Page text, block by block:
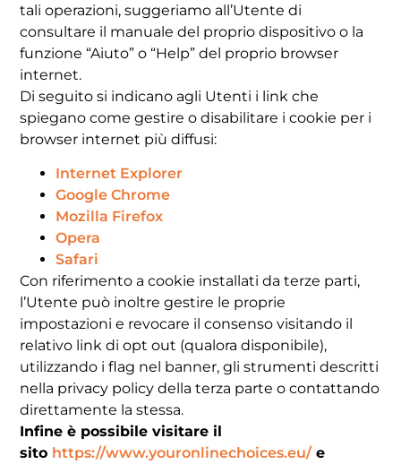
tali operazioni, suggeriamo all’Utente di
consultare il manuale del proprio dispositivo o la
funzione “Aiuto” o “Help” del proprio browser
internet.
Di seguito si indicano agli Utenti i link che
spiegano come gestire o disabilitare i cookie per i
browser internet più diffusi:
Internet Explorer
Google Chrome
Mozilla Firefox
Opera
Safari
Con riferimento a cookie installati da terze parti,
l’Utente può inoltre gestire le proprie
impostazioni e revocare il consenso visitando il
relativo link di opt out (qualora disponibile),
utilizzando i flag nel banner, gli strumenti descritti
nella privacy policy della terza parte o contattando
direttamente la stessa.
Infine è possibile visitare il
sito https://www.youronlinechoices.eu/e